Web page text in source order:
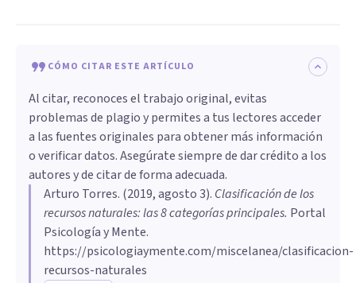
CÓMO CITAR ESTE ARTÍCULO
Al citar, reconoces el trabajo original, evitas
problemas de plagio y permites a tus lectores acceder
a las fuentes originales para obtener más información
o verificar datos. Asegúrate siempre de dar crédito a los
autores y de citar de forma adecuada.
Arturo Torres. (2019, agosto 3). Clasificación de los
recursos naturales: las 8 categorías principales. Portal
Psicología y Mente.
https://psicologiaymente.com/miscelanea/clasificacion-
recursos-naturales